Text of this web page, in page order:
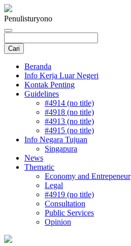
Penulisturyono
Beranda
Info Kerja Luar Negeri
Kontak Penting
Guidelines
#4914 (no title)
#4918 (no title)
#4913 (no title)
#4915 (no title)
Info Negara Tujuan
Singapura
News
Thematic
Economy and Entrepeneur
Legal
#4919 (no title)
Consultation
Public Services
Opinion